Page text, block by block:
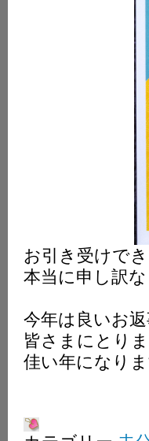
お引き受けで
本当に申し訳
今年は良いお
皆さまにとり
佳い年になり